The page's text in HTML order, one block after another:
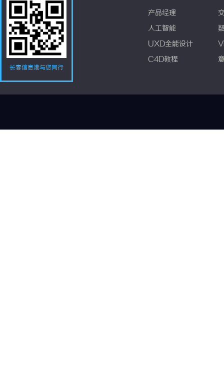
长春信息港与您同行
产品经理
人工智能
UXD全能设计
C4D教程